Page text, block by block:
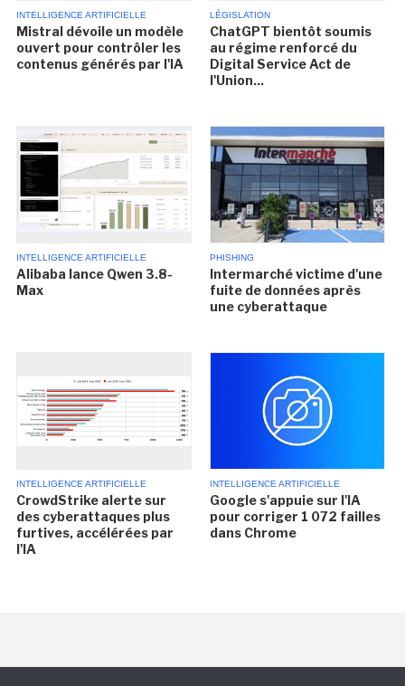
INTELLIGENCE ARTIFICIELLE
Mistral dévoile un modèle
ouvert pour contrôler les
contenus générés par l'IA
LÉGISLATION
ChatGPT bientôt soumis
au régime renforcé du
Digital Service Act de
l'Union...
INTELLIGENCE ARTIFICIELLE
Alibaba lance Qwen 3.8-
Max
PHISHING
Intermarché victime d'une
fuite de données après
une cyberattaque
INTELLIGENCE ARTIFICIELLE
CrowdStrike alerte sur
des cyberattaques plus
furtives, accélérées par
l'IA
INTELLIGENCE ARTIFICIELLE
Google s'appuie sur l'IA
pour corriger 1 072 failles
dans Chrome